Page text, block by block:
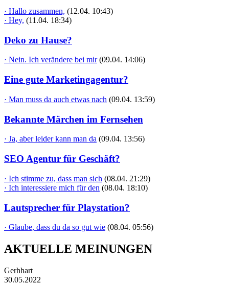
· Hallo zusammen, (12.04. 10:43)
· Hey, (11.04. 18:34)
Deko zu Hause?
· Nein. Ich verändere bei mir (09.04. 14:06)
Eine gute Marketingagentur?
· Man muss da auch etwas nach (09.04. 13:59)
Bekannte Märchen im Fernsehen
· Ja, aber leider kann man da (09.04. 13:56)
SEO Agentur für Geschäft?
· Ich stimme zu, dass man sich (08.04. 21:29)
· Ich interessiere mich für den (08.04. 18:10)
Lautsprecher für Playstation?
· Glaube, dass du da so gut wie (08.04. 05:56)
AKTUELLE MEINUNGEN
Gerhhart
30.05.2022